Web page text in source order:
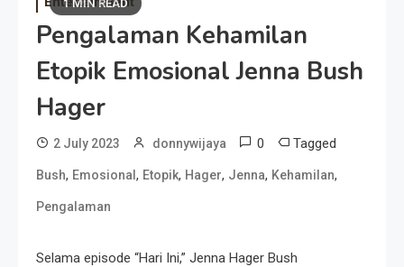
1 MIN READ
Pengalaman Kehamilan
Etopik Emosional Jenna Bush
Hager
2 July 2023 donnywijaya 0 Tagged
Bush, Emosional , Etopik, Hager, Jenna, Kehamilan,
Pengalaman
Selama episode “Hari Ini,” Jenna Hager Bush